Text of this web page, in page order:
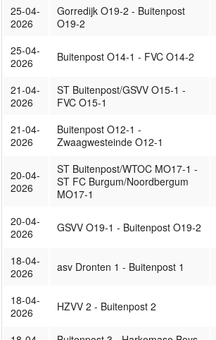
25-04-
2026
Gorredijk O19-2 - Buitenpost
O19-2
25-04-
2026
Buitenpost O14-1 - FVC O14-2
21-04-
2026
ST Buitenpost/GSVV O15-1 -
FVC O15-1
21-04-
2026
Buitenpost O12-1 -
Zwaagwesteinde O12-1
20-04-
2026
ST Buitenpost/WTOC MO17-1 -
ST FC Burgum/Noordbergum
MO17-1
20-04-
2026
GSVV O19-1 - Buitenpost O19-2
18-04-
2026
asv Dronten 1 - Buitenpost 1
18-04-
2026
HZVV 2 - Buitenpost 2